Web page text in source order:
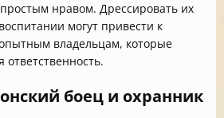
нравом. Дрессировать их
могут привести к
владельцам, которые
ответственность.
боец и охранник